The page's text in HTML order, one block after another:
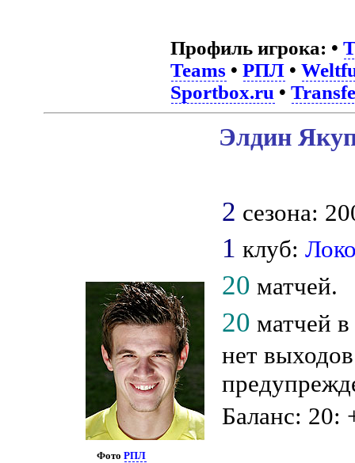
Профиль игрока: •
Teams •РПЛ •
Sportbox.ru •
ФотоРПЛ
Элдин
2 сезона:
1 клуб:
20 матчей.
20 матчей
нет
Баланс: 20: